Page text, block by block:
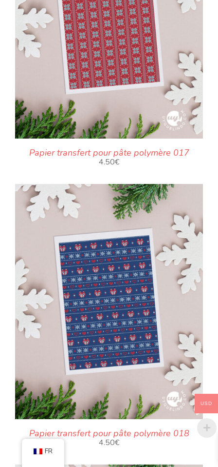
Papier transfert pour pâte polymère 017
4.50€
Papier transfert pour pâte polymère 018
4.50€
FR
USD